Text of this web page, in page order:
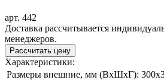
арт. 442
Доставка рассчитывается
менеджеров.
Рассчитать цену
Характеристики:
Размеры внешние, мм (ВxШxГ):